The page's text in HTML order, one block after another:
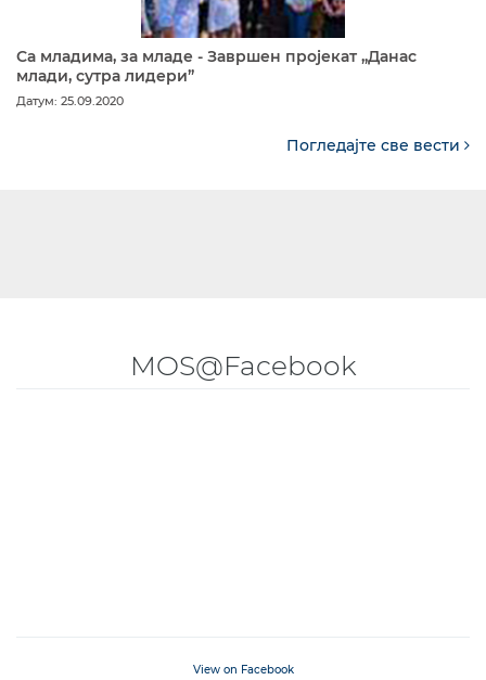
Са младима, за младе - Завршен пројекат „Данас
млади, сутра лидери”
Датум: 25.09.2020
Погледајте све вести
MOS@Facebook
View on Facebook